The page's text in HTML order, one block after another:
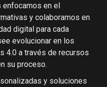
enfocamos en el
y colaboramos en
digital para cada
evolucionar en los
4.0 a través de recursos
su proceso.
y soluciones